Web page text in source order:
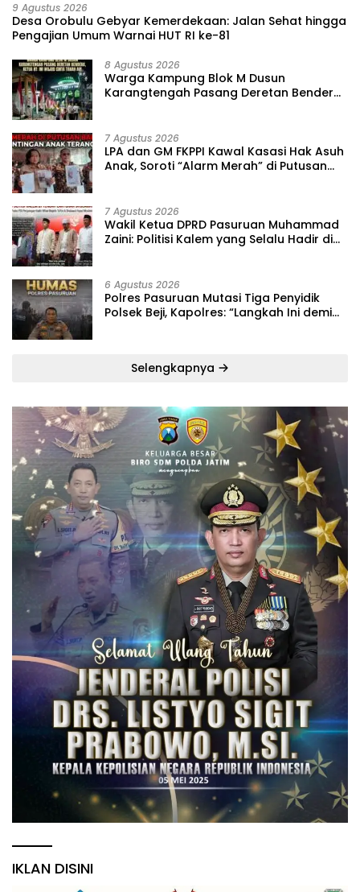
9 Agustus 2026
‎Desa Orobulu Gebyar Kemerdekaan: Jalan Sehat hingga
Pengajian Umum Warnai HUT RI ke-81 ‎
8 Agustus 2026
‎Warga Kampung Blok M Dusun
Karangtengah Pasang Deretan Bendera,
7 Agustus 2026
‎LPA dan GM FKPPI Kawal Kasasi Hak Asuh
Anak, Soroti “Alarm Merah” di Putusan
7 Agustus 2026
‎Wakil Ketua DPRD Pasuruan Muhammad
Zaini: Politisi Kalem yang Selalu Hadir di
6 Agustus 2026
‎Polres Pasuruan Mutasi Tiga Penyidik
Polsek Beji, Kapolres: “Langkah Ini demi
Selengkapnya
IKLAN DISINI